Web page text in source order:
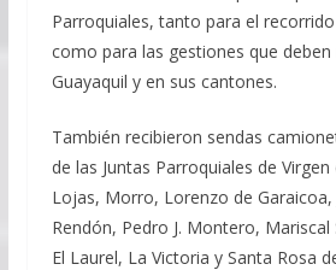
Parroquiales, tanto para el
como para las gestiones que deben
Guayaquil y en sus cantones.
También recibieron sendas
de las Juntas Parroquiales de
Lojas, Morro, Lorenzo de Garaicoa,
Rendón, Pedro J. Montero, Mariscal
El Laurel, La Victoria y Santa Rosa